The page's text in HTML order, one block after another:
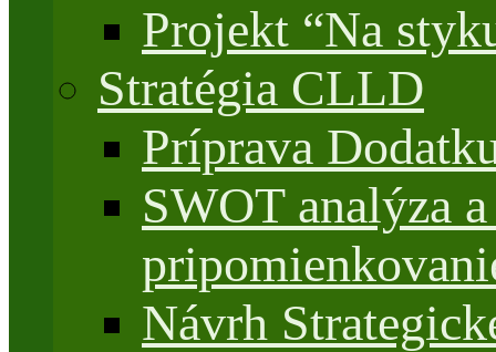
Projekt “Na
Stratégia CLLD
Príprava
SWOT analýza
Návrh